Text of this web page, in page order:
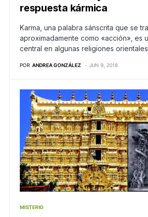
respuesta kármica
Karma, una palabra sánscrita que se
aproximadamente como «acción», es
central en algunas religiones
POR ANDREA GONZÁLEZ JUN 9, 2018
MISTERIO